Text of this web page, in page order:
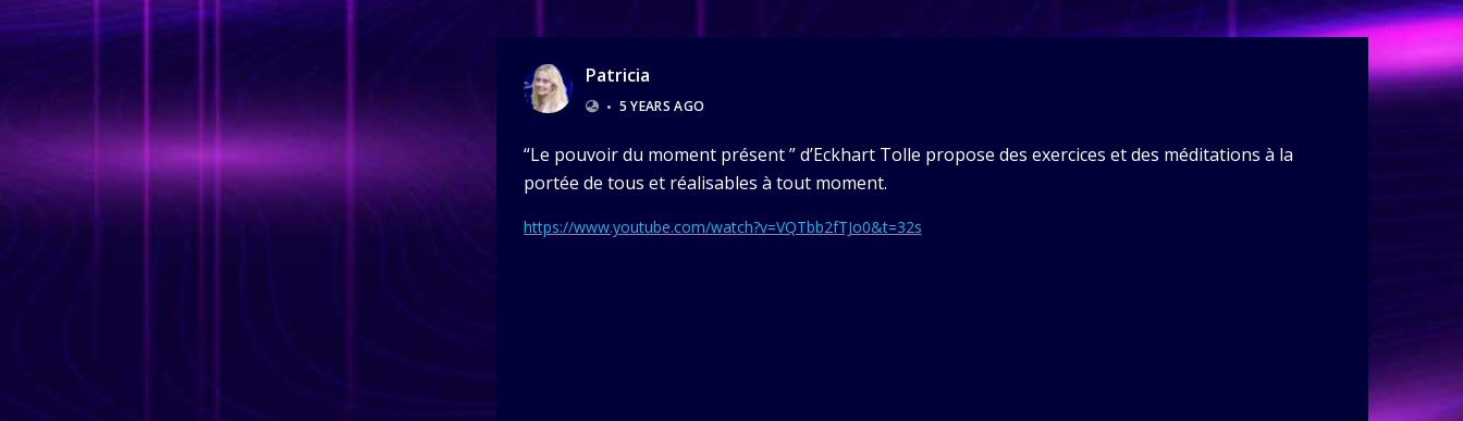
Patricia
• 5 YEARS AGO
“Le pouvoir du moment présent ” d’Eckhart Tolle propose des exercices et des méditations à la
portée de tous et réalisables à tout moment.
https://www.youtube.com/watch?v=VQTbb2fTJo0&t=32s